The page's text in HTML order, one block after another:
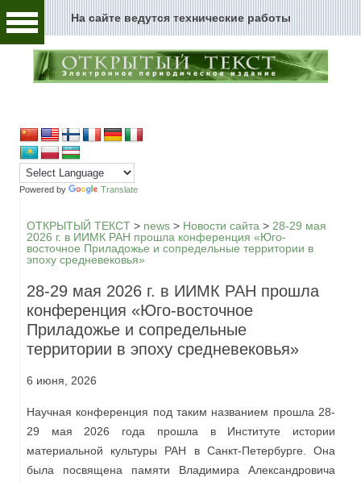
На сайте ведутся технические работы
Powered by Translate
ОТКРЫТЫЙ ТЕКСТ > news > Новости сайта > 28-29 мая
2026 г. в ИИМК РАН прошла конференция «Юго-
восточное Приладожье и сопредельные территории в
эпоху средневековья»
28-29 мая 2026 г. в ИИМК РАН прошла
конференция «Юго-восточное
Приладожье и сопредельные
территории в эпоху средневековья»
6 июня, 2026
Научная конференция под таким названием прошла 28-
29 мая 2026 года прошла в Институте истории
материальной культуры РАН в Санкт-Петербурге. Она
была посвящена памяти Владимира Александровича
Человек и текст
Текст пространства
Текст истории
Текст музыки
Текст музея
Глоссарий
Новости сайта